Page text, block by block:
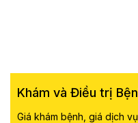
Khám và Điều trị
Giá khám bệnh, giá dịch